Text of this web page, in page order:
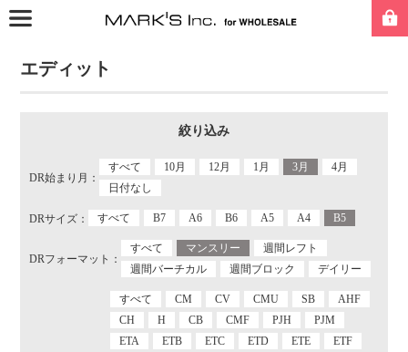
エディット
絞り込み
DR始まり月：
すべて 10月 12月 1月 3月
4月
日付なし
DRサイズ： すべて B7 A6 B6 A5 A4 B5
DRフォーマット：
すべて マンスリー
週間レフト
週間バーチカル
週間ブロック デイリー
すべて CM CV CMU SB
AHF
CH
H CB CMF PJH
PJM
ETA
ETB ETC ETD ETE
ETF